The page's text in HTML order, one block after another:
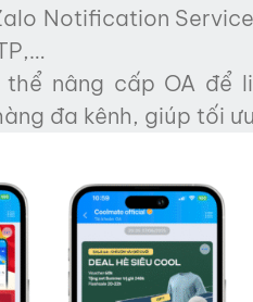
Notification
thể nâng cấp OA để
đa kênh, giúp tối